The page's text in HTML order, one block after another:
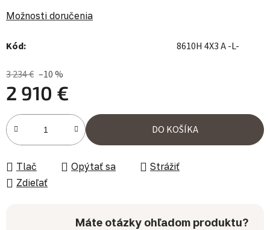
Možnosti doručenia
Kód: 8610H 4X3 A -L-
3 234 € –10 %
2 910 €
Jednotková cena:
DO KOŠÍKA
Tlač Opýtať sa
Strážiť
Zdieľať
Máte otázky ohľadom produktu?